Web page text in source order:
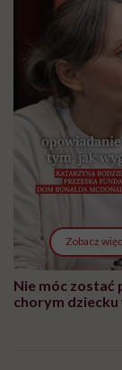
Zobacz
Nie móc zostać
chorym dziecku